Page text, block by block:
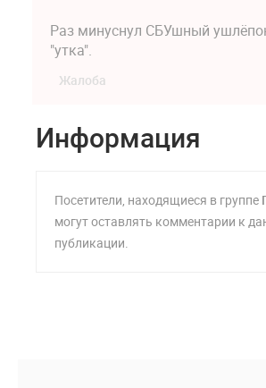
Раз минуснул СБУшный
"утка".
Жалоба
Информация
Посетители, находящиеся в группе
могут оставлять комментарии к
публикации.